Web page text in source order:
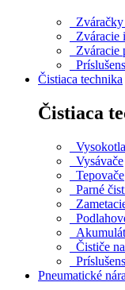
Zváracie
Zváracie
Čistiaca technika
Čistiaca
Vysávače
Tepovače
Parné
Čističe
Pneumatické